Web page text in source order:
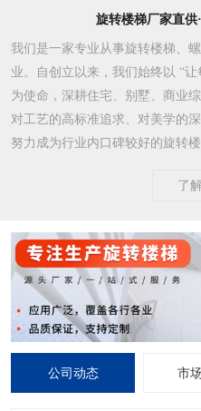
旋转楼梯厂家直供
我们是一家专业从事旋转楼梯、
业。自创立以来，我们始终以 “
为使命，深耕住宅、别墅、商业
对工艺的高标准追求、对美学的
努力成为行业内口碑较好的旋转楼
了
公司动态 市